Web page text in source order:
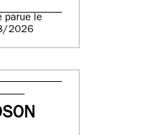
parue le
2026